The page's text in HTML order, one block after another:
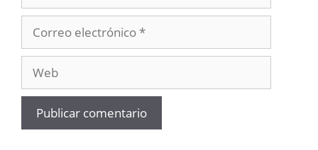
electrónico